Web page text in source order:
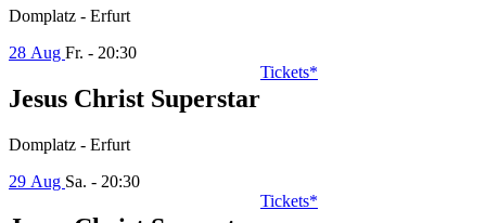
Domplatz - Erfurt
28 Aug Fr. - 20:30
Jesus Christ Superstar
Domplatz - Erfurt
Tickets*
29 Aug Sa. - 20:30
Tickets*